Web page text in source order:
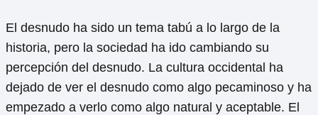
El desnudo ha sido un tema tabú a lo largo de la
historia, pero la sociedad ha ido cambiando su
percepción del desnudo. La cultura occidental ha
dejado de ver el desnudo como algo pecaminoso y ha
empezado a verlo como algo natural y aceptable. El